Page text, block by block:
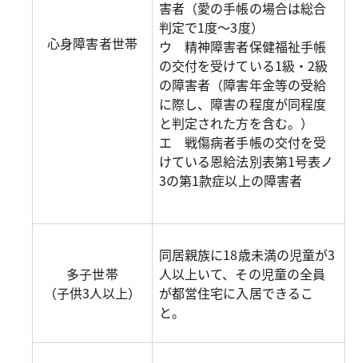
心身障害者世帯
害者（愛の手帳の場合は総合
判定で1度～3度）
ウ 精神障害者保健福祉手帳
の交付を受けている1級・2級
の障害者（障害年金等の受給
に際し、障害の程度が同程度
と判定された方を含む。）
エ 戦傷病者手帳の交付を受
けている恩給法別表第1号表ノ
3の第1款症以上の障害者
多子世帯
（子供3人以上）
同居親族に18歳未満の児童が3
人以上いて、その児童の全員
が都営住宅に入居できるこ
と。